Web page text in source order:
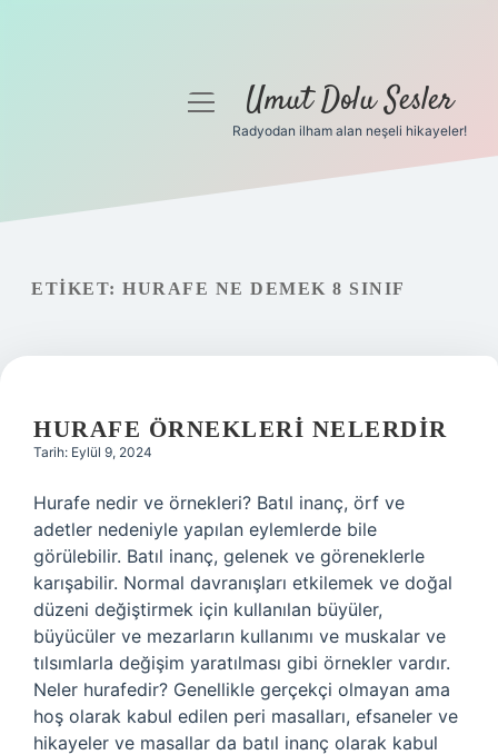
Gizlilik Politikası
menüyüUmut Dolu Sesler
Radyodan ilham alan neşeli hikayeler!
ETIKET: HURAFE NE DEMEK 8 SINIF
HURAFE ÖRNEKLERI NELERDIR
Tarih: Eylül 9, 2024
Hurafe nedir ve örnekleri? Batıl inanç, örf ve
adetler nedeniyle yapılan eylemlerde bile
görülebilir. Batıl inanç, gelenek ve göreneklerle
karışabilir. Normal davranışları etkilemek ve doğal
düzeni değiştirmek için kullanılan büyüler,
büyücüler ve mezarların kullanımı ve muskalar ve
tılsımlarla değişim yaratılması gibi örnekler vardır.
Neler hurafedir? Genellikle gerçekçi olmayan ama
hoş olarak kabul edilen peri masalları, efsaneler ve
hikayeler ve masallar da batıl inanç olarak kabul